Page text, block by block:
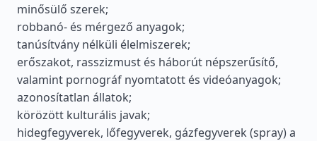
minősülő szerek;
robbanó- és mérgező anyagok;
tanúsítvány nélküli élelmiszerek;
erőszakot, rasszizmust és háborút népszerűsítő,
valamint pornográf nyomtatott és videóanyagok;
azonosítatlan állatok;
körözött kulturális javak;
hidegfegyverek, lőfegyverek, gázfegyverek (spray) a